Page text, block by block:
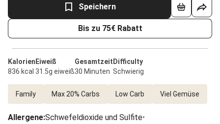
Speichern
Bis zu 75€ Rabatt
Kalorien
836 kcal
Eiweiß
31.5g eiweiß
Gesamtzeit
30 Minuten
Difficulty
Schwierig
Family Max 20% Carbs Low Carb Viel Gemüse
Allergene:Schwefeldioxide und Sulfite•